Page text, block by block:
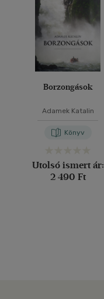
Borzongások
Adamek Katalin
Könyv
Utolsó ismert ár:
2 490 Ft